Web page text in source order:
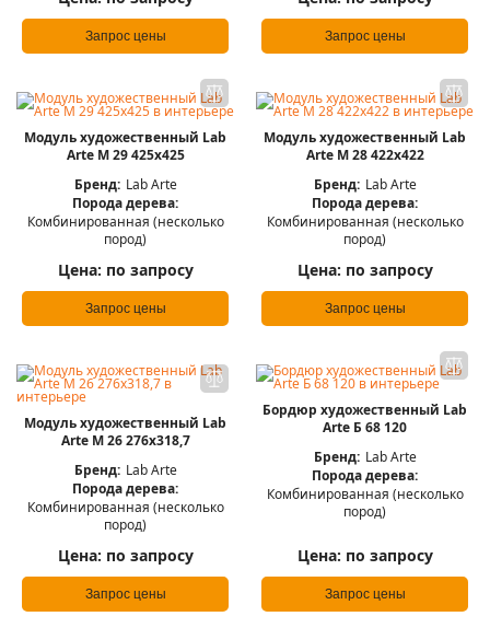
Запрос цены Запрос цены
Модуль художественный Lab
Arte М 29 425х425
Бренд: Lab Arte
Порода дерева:
Комбинированная (несколько
пород)
Цена: по запросу
Запрос цены
Модуль художественный Lab
Arte М 28 422х422
Бренд: Lab Arte
Порода дерева:
Комбинированная (несколько
пород)
Цена: по запросу
Запрос цены
Модуль художественный Lab
Arte М 26 276х318,7
Бренд: Lab Arte
Порода дерева:
Комбинированная (несколько
пород)
Цена: по запросу
Запрос цены
Бордюр художественный Lab
Arte Б 68 120
Бренд: Lab Arte
Порода дерева:
Комбинированная (несколько
пород)
Цена: по запросу
Запрос цены